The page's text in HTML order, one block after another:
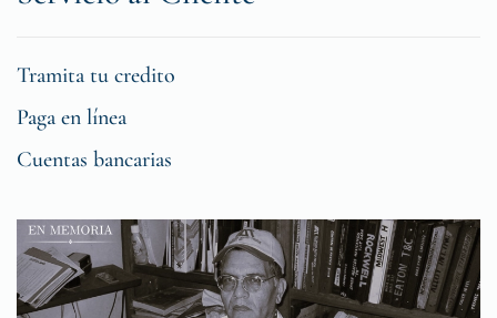
Tramita tu credito
Paga en línea
Cuentas bancarias